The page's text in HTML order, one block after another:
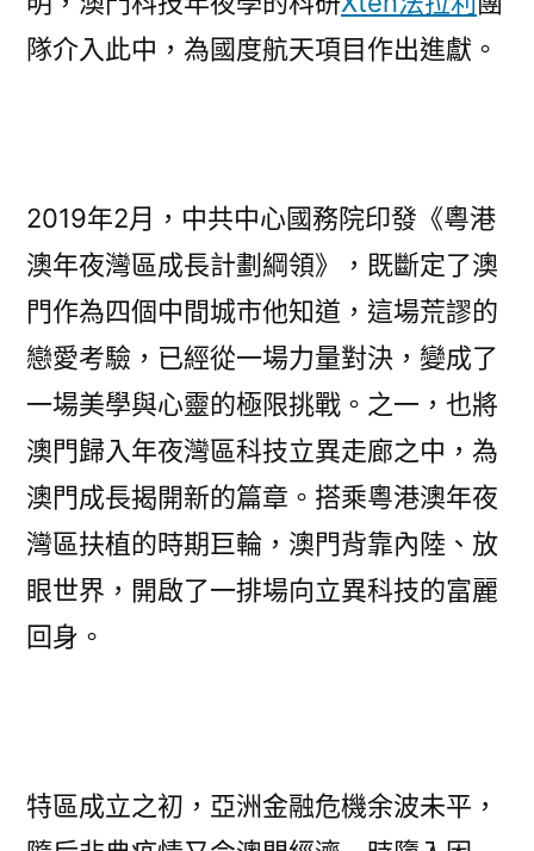
隊介入此中，為國度航天項目作出進獻。
2019年2月，中共中心國務院印發《粵港
澳年夜灣區成長計劃綱領》，既斷定了澳
門作為四個中間城市他知道，這場荒謬的
戀愛考驗，已經從一場力量對決，變成了
一場美學與心靈的極限挑戰。之一，也將
澳門歸入年夜灣區科技立異走廊之中，為
澳門成長揭開新的篇章。搭乘粵港澳年夜
灣區扶植的時期巨輪，澳門背靠內陸、放
眼世界，開啟了一排場向立異科技的富麗
回身。
特區成立之初，亞洲金融危機余波未平，